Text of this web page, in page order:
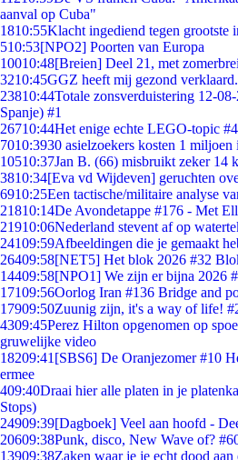
aanval op Cuba"
1810:55Klacht ingediend tegen grootste
510:53[NPO2] Poorten van Europa
10010:48[Breien] Deel 21, met
3210:45GGZ heeft mij gezond verklaard.
23810:44Totale zonsverduistering 12-
Spanje) #1
26710:44Het enige echte LEGO-topic
7010:3930 asielzoekers kosten 1
10510:37Jan B. (66) misbruikt zeker 14
3810:34[Eva vd Wijdeven] geruchten
6910:25Een tactische/militaire analyse
21810:14De Avondetappe #176 - Met
21910:06Nederland stevent af op
24109:59Afbeeldingen die je gemaakt
26409:58[NET5] Het blok 2026 #32
14409:58[NPO1] We zijn er bijna 2026
17109:56Oorlog Iran #136 Bridge and
17909:50Zuunig zijn, it's a way of life!
4309:45Perez Hilton opgenomen op
gruwelijke video
18209:41 [SBS6] De Oranjezomer #10
ermee
409:40Draai hier alle platen in je
Stops)
24909:39[Dagboek] Veel aan hoofd -
20609:38Punk, disco, New Wave of?
13909:38Zaken waar je je echt dood